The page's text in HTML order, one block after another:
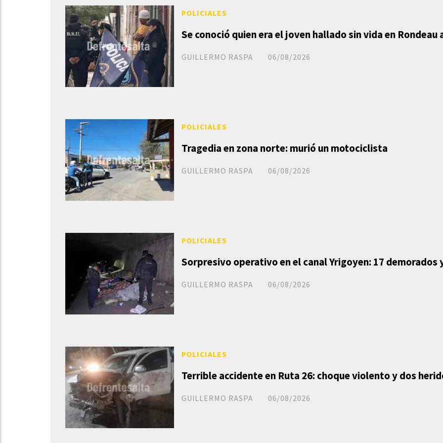
Se conoció quien era el joven hallado sin vida en Rondeau
GUILLERMO RASPA
POLICIALES
06/08/2026
Tragedia en zona norte: murió un motociclista
GUILLERMO RASPA
POLICIALES
06/08/2026
Sorpresivo operativo en el canal Yrigoyen: 17 demorados
GUILLERMO RASPA
POLICIALES
06/08/2026
Terrible accidente en Ruta 26: choque violento y dos
GUILLERMO RASPA
POLICIALES
06/08/2026